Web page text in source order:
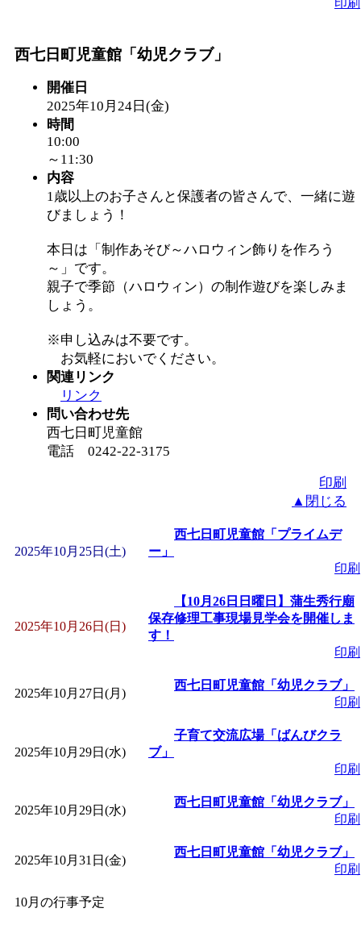
印刷
西七日町児童館「幼児クラブ」
開催日
2025年10月24日(金)
時間
10:00
～11:30
内容
1歳以上のお子さんと保護者の皆さんで、一緒に遊
びましょう！
本日は「制作あそび～ハロウィン飾りを作ろう
～」です。
親子で季節（ハロウィン）の制作遊びを楽しみま
しょう。
※申し込みは不要です。
お気軽においでください。
関連リンク
リンク
問い合わせ先
西七日町児童館
電話 0242‐22‐3175
印刷
▲閉じる
2025年10月25日(土)
西七日町児童館「プライムデ
ー」
印刷
2025年10月26日(日)
【10月26日日曜日】蒲生秀行廟
保存修理工事現場見学会を開催しま
す！
印刷
2025年10月27日(月)
西七日町児童館「幼児クラブ」
印刷
2025年10月29日(水)
子育て交流広場「ばんびクラ
ブ」
印刷
2025年10月29日(水)
西七日町児童館「幼児クラブ」
印刷
2025年10月31日(金)
西七日町児童館「幼児クラブ」
印刷
10月の行事予定